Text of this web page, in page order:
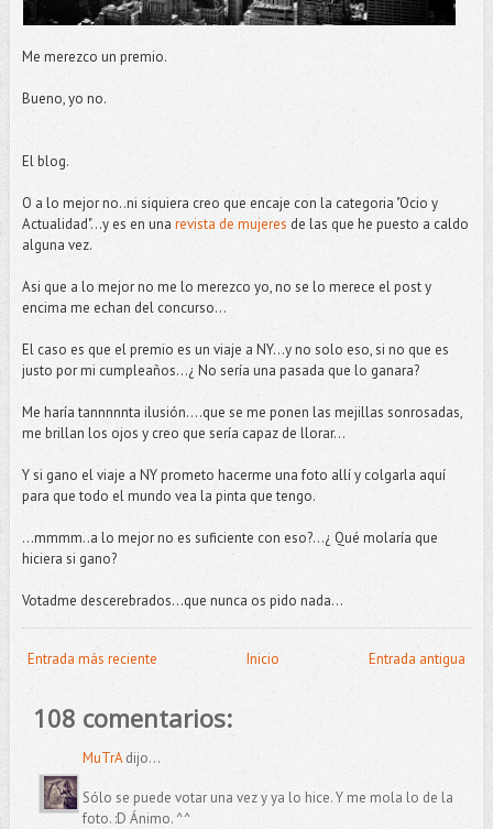
Me merezco un premio.
Bueno, yo no.
El blog.
O a lo mejor no..ni siquiera creo que encaje con la categoria "Ocio y
Actualidad"...y es en una revista de mujeres de las que he puesto a caldo
alguna vez.
Asi que a lo mejor no me lo merezco yo, no se lo merece el post y
encima me echan del concurso...
El caso es que el premio es un viaje a NY…y no solo eso, si no que es
justo por mi cumpleaños…¿ No sería una pasada que lo ganara?
Me haría tannnnnta ilusión....que se me ponen las mejillas sonrosadas,
me brillan los ojos y creo que sería capaz de llorar...
Y si gano el viaje a NY prometo hacerme una foto allí y colgarla aquí
para que todo el mundo vea la pinta que tengo.
…mmmm..a lo mejor no es suficiente con eso?...¿ Qué molaría que
hiciera si gano?
Votadme descerebrados...que nunca os pido nada...
Entrada más reciente Entrada antigua
Inicio
108 comentarios:
MuTrAdijo...
Sólo se puede votar una vez y ya lo hice. Y me mola lo de la
foto. :D Ánimo. ^^